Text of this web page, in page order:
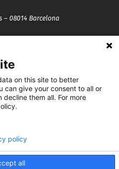
– 08014 Barcelona
on this site to better
can give your consent to all or
them all. For more
all
policy